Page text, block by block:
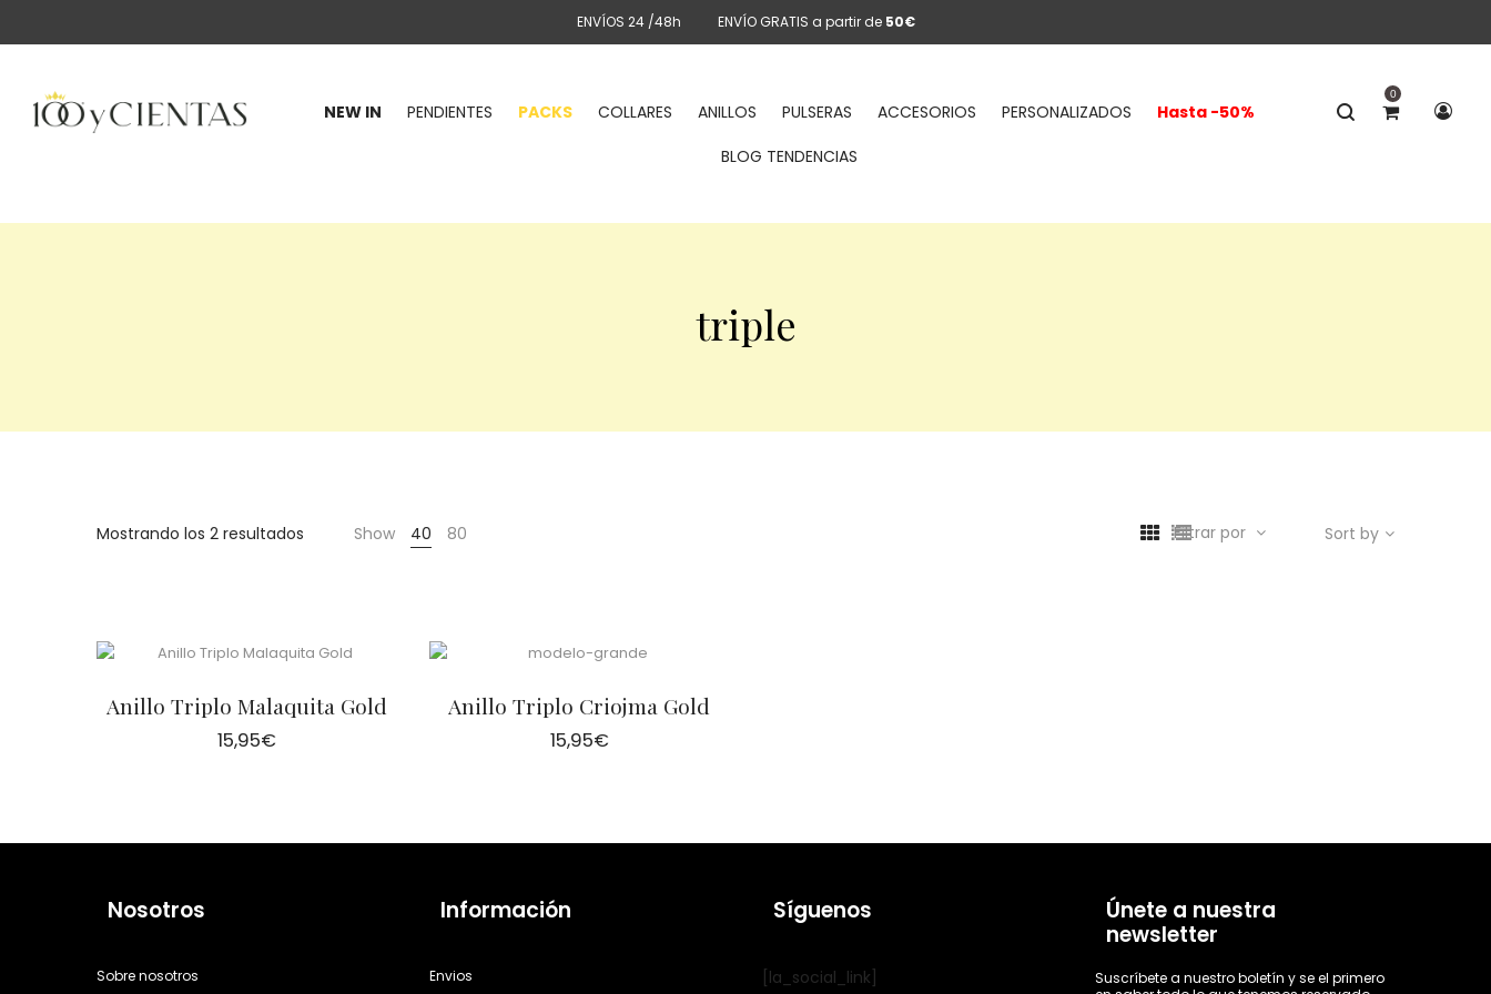
ENVÍOS 24 /48h ENVÍO GRATIS a partir de 50€
0
NEW IN PENDIENTES PACKS COLLARES ANILLOS PULSERAS ACCESORIOS PERSONALIZADOS
Hasta -50%
BLOG TENDENCIAS
triple
Mostrando los 2 resultados Show 40 80 Sort by
Filtrar por
Anillo Triplo Malaquita Gold
15,95€
Anillo Triplo Criojma Gold
15,95€
Nosotros
Sobre nosotros
Información
Envios
Síguenos
[la_social_link]
Únete a nuestra
newsletter
Suscríbete a nuestro boletín y se el primero